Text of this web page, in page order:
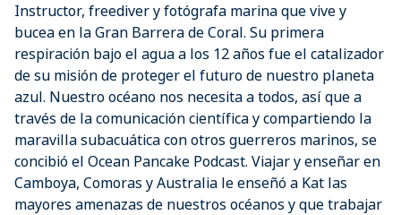
Instructor, freediver y fotógrafa marina que vive y
bucea en la Gran Barrera de Coral. Su primera
respiración bajo el agua a los 12 años fue el catalizador
de su misión de proteger el futuro de nuestro planeta
azul. Nuestro océano nos necesita a todos, así que a
través de la comunicación científica y compartiendo la
maravilla subacuática con otros guerreros marinos, se
concibió el Ocean Pancake Podcast. Viajar y enseñar en
Camboya, Comoras y Australia le enseñó a Kat las
mayores amenazas de nuestros océanos y que trabajar